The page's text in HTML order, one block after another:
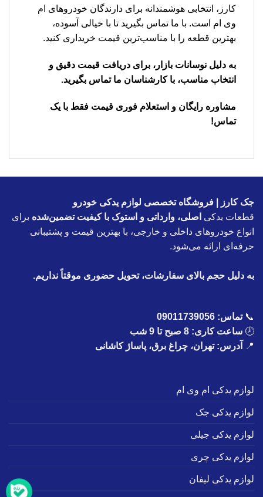
کارز، انتخابی هوشمندانه برای دارندگان خودروهای ام
وی ام است. با ما تماس بگیرید تا با خیالی آسوده،
بهترین قطعه را با مناسب‌ترین قیمت خریداری کنید.
به دلیل نوسانات بازار، برای دریافت قیمت دقیق و
انتخاب مناسب، با کارشناسان ما تماس بگیرید.
مشاوره رایگان و استعلام فوری قیمت فقط با یک
تماس!
جک کارز | فروشگاه تخصصی لوازم یدکی خودرو
قطعات یدکی اصلی، وارداتی و استوک با کیفیت تضمین‌شده برای
انواع خودروهای داخلی و خارجی، با بهترین قیمت و پشتیبانی
حرفه‌ای ارائه می‌شود.
به دلیل حجم بالای سفارشات، تحویل حضوری موقتاً نداریم.
📞تماس: 09011739056
🕗 ساعت کاری: 8 صبح تا 9 شب
📍
آدرس: تهران، چراغ برق، پاساژ کاشانی
لوازم یدکی ام وی ام
لوازم یدکی جک
لوازم یدکی جیلی
لوازم یدکی چری
لوازم یدکی لیفان